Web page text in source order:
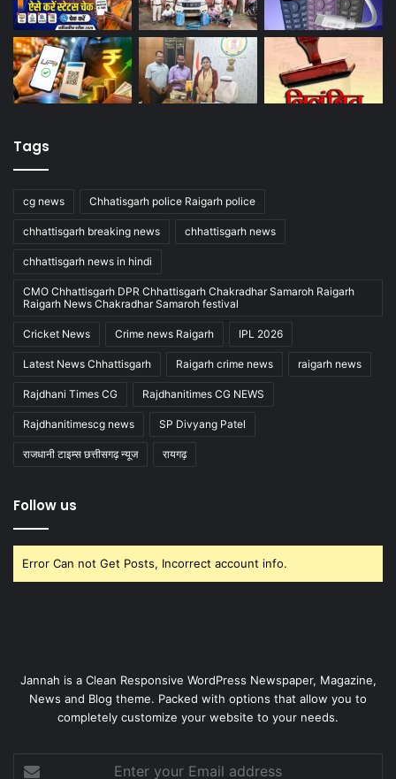
Tags
cg news Chhatisgarh police Raigarh police
chhattisgarh breaking news chhattisgarh news
chhattisgarh news in hindi
CMO Chhattisgarh DPR Chhattisgarh Chakradhar Samaroh Raigarh
Raigarh News Chakradhar Samaroh festival
Cricket News Crime news Raigarh IPL 2026
Latest News Chhattisgarh Raigarh crime news raigarh news
Rajdhani Times CG Rajdhanitimes CG NEWS
Rajdhanitimescg news SP Divyang Patel
राजधानी टाइम्स छत्तीसगढ़ न्यूज रायगढ़
Follow us
Error Can not Get Posts, Incorrect account info.
Jannah is a Clean Responsive WordPress Newspaper, Magazine,
News and Blog theme. Packed with options that allow you to
completely customize your website to your needs.